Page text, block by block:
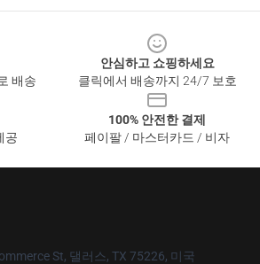
배송
안심하고 쇼핑하세요
클릭에서 배송까지 24/7 보호
공
100% 안전한 결제
페이팔 / 마스터카드 / 비자
St, 댈러스, TX 75226, 미국